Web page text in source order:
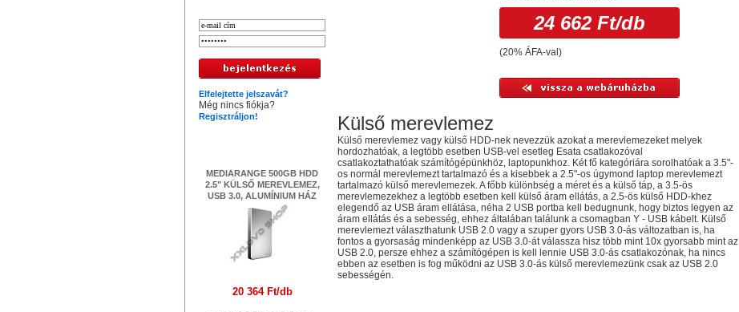
Elfelejtette jelszavát?
Még nincs fiókja?
Regisztráljon!
MEDIARANGE 500GB HDD
2.5" KÜLSŐ MEREVLEMEZ,
USB 3.0, ALUMÍNIUM HÁZ
20 364 Ft/db
24 662 Ft/db
(20% ÁFA-val)
Külső merevlemez
Külső merevlemez vagy külső HDD-nek nevezzük azokat a merevlemezeket melyek
hordozhatóak, a legtöbb esetben USB-vel esetleg Esata csatlakozóval
csatlakoztathatóak számítógépünkhöz, laptopunkhoz. Két fő kategóriára sorolhatóak a 3.5"-
os normál merevlemezt tartalmazó és a kisebbek a 2.5"-os úgymond laptop merevlemezt
tartalmazó külső merevlemezek. A főbb különbség a méret és a külső táp, a 3.5-ös
merevlemezekhez a legtöbb esetben kell külső áram ellátás, a 2.5-ös külső HDD-khez
elegendő az USB áram ellátása, néha 2 USB portba kell bedugnunk, hogy biztos legyen az
áram ellátás és a sebesség, ehhez általában találunk a csomagban Y - USB kábelt. Külső
merevlemezt választhatunk USB 2.0 vagy a szuper gyors USB 3.0-ás változatban is, ha
fontos a gyorsaság mindenképp az USB 3.0-át válassza hisz több mint 10x gyorsabb mint az
USB 2.0, persze ehhez a számítógépen is kell lennie USB 3.0-ás csatlakozónak, ha nincs
ebben az esetben is fog működni az USB 3.0-ás külső merevlemezünk csak az USB 2.0
sebességén.